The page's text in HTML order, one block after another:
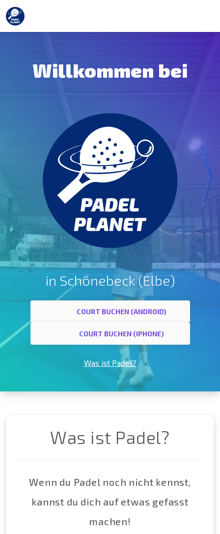
Willkommen bei
in Schönebeck (Elbe)
COURT BUCHEN (ANDROID)
COURT BUCHEN (IPHONE)
Was ist Padel?
Was ist Padel?
Wenn du Padel noch nicht kennst,
kannst du dich auf etwas gefasst
machen!